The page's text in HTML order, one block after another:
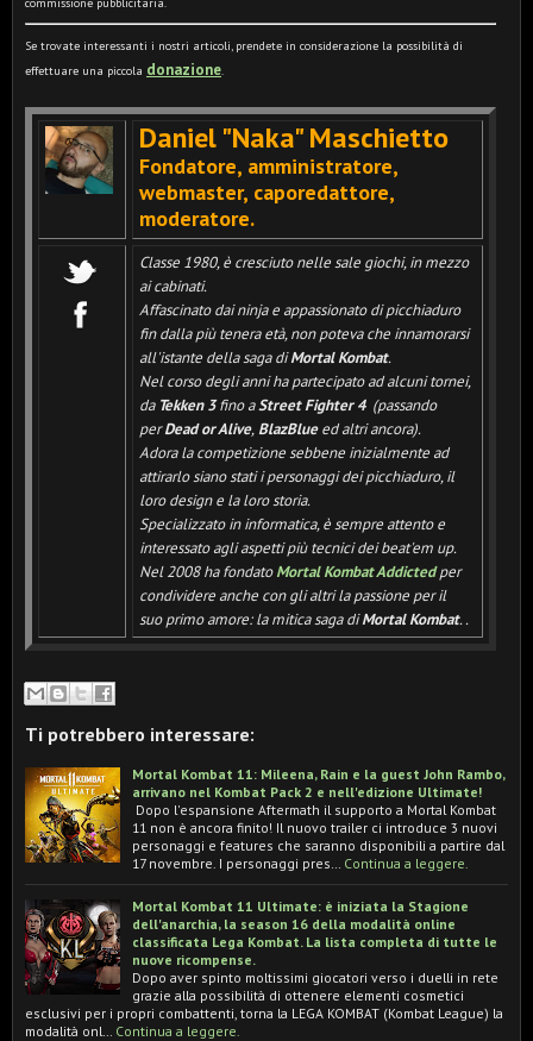
Se trovate interessanti i nostri articoli, prendete in considerazione la possibilità di
effettuare una piccola donazione
Daniel "Naka" Maschietto
Fondatore, amministratore,
webmaster, caporedattore,
moderatore.
Classe 1980, è cresciuto nelle sale giochi, in mezzo
ai cabinati.
Affascinato dai ninja e appassionato di picchiaduro
fin dalla più tenera età, non poteva che innamorarsi
all'istante della saga diMortal Kombat.
Nel corso degli anni ha partecipato ad alcuni tornei,
da Tekken 3fino aStreet Fighter 4(passando
perDead or Alive, BlazBlueed altri ancora).
Adora la competizione sebbene inizialmente ad
attirarlo siano stati i personaggi dei picchiaduro, il
loro design e la loro storia.
Specializzato in informatica, è sempre attento e
interessato agli aspetti più tecnici dei beat'em up.
Nel 2008 ha fondatoMortal Kombat Addictedper
condividere anche con gli altri la passione per il
suo primo amore: la mitica saga diMortal Kombat..
Ti potrebbero interessare:
Mortal Kombat 11: Mileena, Rain e la guest John Rambo,
arrivano nel Kombat Pack 2 e nell'edizione Ultimate!
Dopo l'espansione Aftermath il supporto a Mortal Kombat
11 non è ancora finito! Il nuovo trailer ci introduce 3 nuovi
personaggi e features che saranno disponibili a partire dal
17 novembre. I personaggi pres… Continua a leggere.
Mortal Kombat 11 Ultimate: è iniziata la Stagione
dell'anarchia, la season 16 della modalità online
classificata Lega Kombat. La lista completa di tutte le
nuove ricompense.
Dopo aver spinto moltissimi giocatori verso i duelli in rete
grazie alla possibilità di ottenere elementi cosmetici
esclusivi per i propri combattenti, torna la LEGA KOMBAT (Kombat League) la
modalità onl… Continua a leggere.